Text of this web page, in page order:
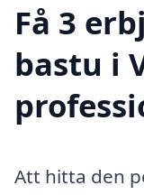
Få 3
bastu i
Att hitta den